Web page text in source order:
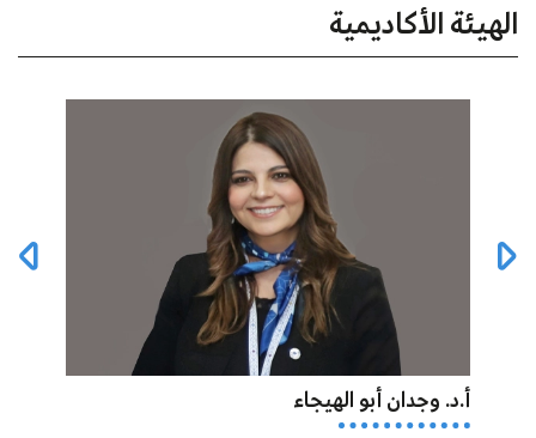
الهيئة الأكاديمية
أ.د. وجدان أبو الهيجاء